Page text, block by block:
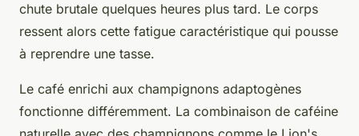
chute brutale quelques heures plus tard. Le corps
ressent alors cette fatigue caractéristique qui pousse
à reprendre une tasse.
Le café enrichi aux champignons adaptogènes
fonctionne différemment. La combinaison de caféine